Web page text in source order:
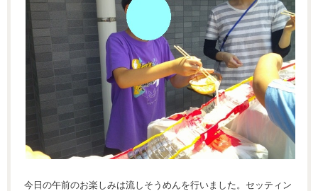
今日の午前のお楽しみは流しそうめんを行いました。セッティン